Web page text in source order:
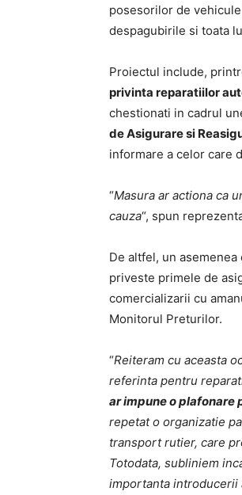
posesorilor de
despagubirile si toata
Proiectul include,
privinta reparatiilor
chestionati in cadrul
de Asigurare si
informare a celor care
“Masura ar actiona ca
cauza“, spun
De altfel, un
priveste primele de
comercializarii cu
Monitorul Preturilor.
“Reiteram cu aceasta
referinta pentru
ar impune o
repetat o organizatie
transport rutier, care
Totodata, subliniem
importanta introducerii